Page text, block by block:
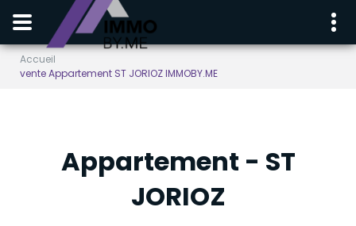
Accueil
vente Appartement ST JORIOZ IMMOBY.ME
Appartement - ST
JORIOZ